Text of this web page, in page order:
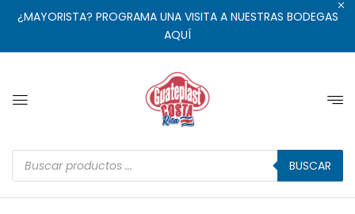
¿MAYORISTA? PROGRAMA UNA VISITA A NUESTRAS BODEGAS
AQUÍ
BUSCAR